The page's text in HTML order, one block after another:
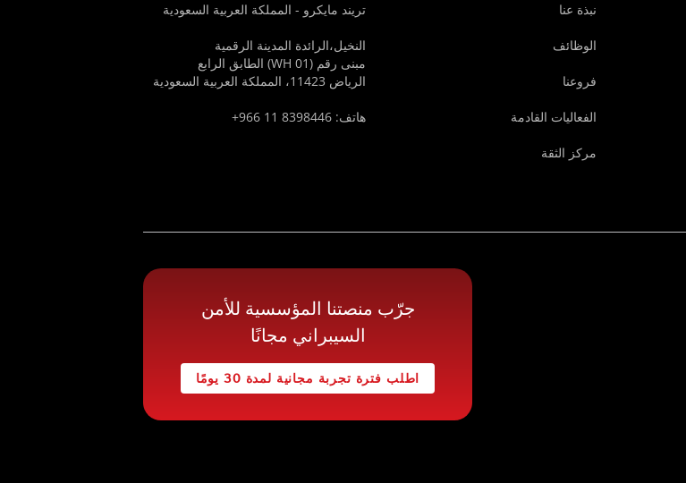
نبذة عنا
الوظائف
فروعنا
الفعاليات القادمة
مركز الثقة
تريند مايكرو - المملكة العربية السعودية
النخيل،الرائدة المدينة الرقمية
مبنى رقم (WH 01) الطابق الرابع
الرياض 11423، المملكة العربية السعودية
هاتف: 8398446 11 966+
جرّب منصتنا المؤسسية للأمن
السيبراني مجانًا
اطلب فترة تجربة مجانية لمدة 30 يومًا